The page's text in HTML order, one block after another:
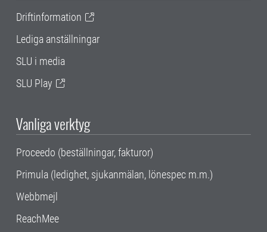
Driftinformation
Lediga anställningar
SLU i media
SLU Play
Vanliga verktyg
Proceedo (beställningar, fakturor)
Primula (ledighet, sjukanmälan, lönespec m.m.)
Webbmejl
ReachMee